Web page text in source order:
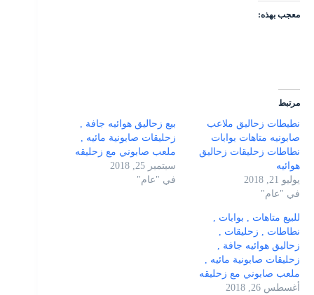
معجب بهذه:
مرتبط
نطيطات زحاليق ملاعب
صابونيه متاهات بوابات
نطاطات زحليقات زحاليق
هوائيه
يوليو 21, 2018
في "عام"
بيع زحاليق هوائيه جافة ,
زحليقات صابونية مائيه ,
ملعب صابوني مع زحليقه
سبتمبر 25, 2018
في "عام"
للبيع متاهات , بوابات ,
نطاطات , زحليقات ,
زحاليق هوائيه جافة ,
زحليقات صابونية مائيه ,
ملعب صابوني مع زحليقه
أغسطس 26, 2018